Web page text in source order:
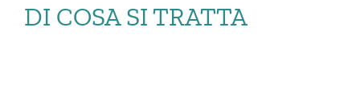
DI COSA SI TRATTA